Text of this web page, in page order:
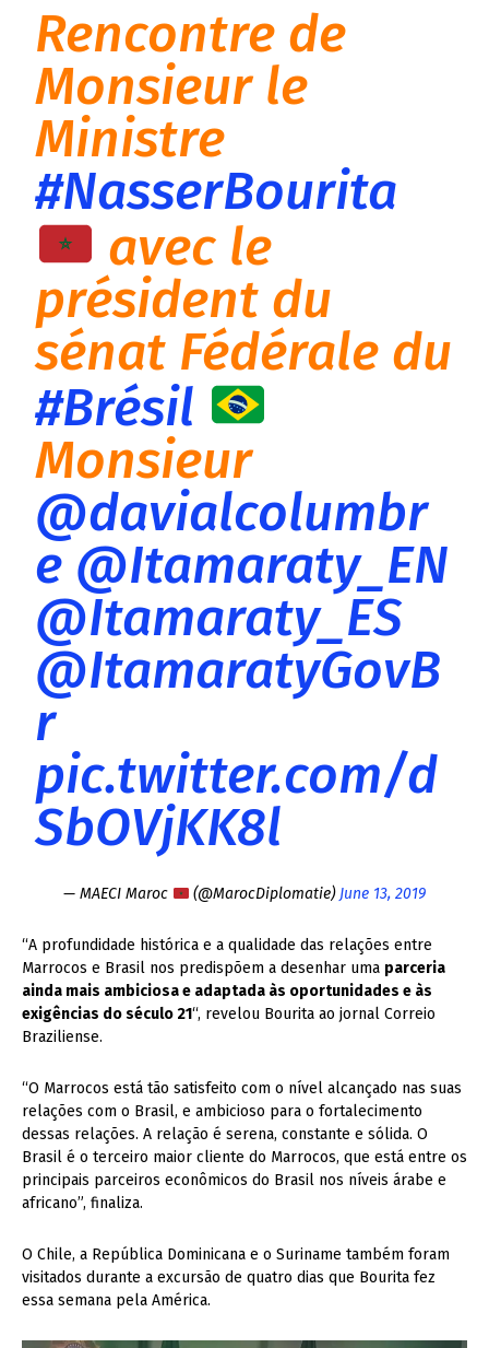
Rencontre de
Monsieur le
Ministre
#NasserBourita
avec le
président du
sénat Fédérale du
#Brésil
Monsieur
@davialcolumbr
e @Itamaraty_EN
@Itamaraty_ES
@ItamaratyGovB
r
pic.twitter.com/d
SbOVjKK8l
— MAECI Maroc (@MarocDiplomatie) June 13, 2019
“A profundidade histórica e a qualidade das relações entre
Marrocos e Brasil nos predispõem a desenhar uma parceria
ainda mais ambiciosa e adaptada às oportunidades e às
exigências do século 21“, revelou Bourita ao jornal Correio
Braziliense.
“O Marrocos está tão satisfeito com o nível alcançado nas suas
relações com o Brasil, e ambicioso para o fortalecimento
dessas relações. A relação é serena, constante e sólida. O
Brasil é o terceiro maior cliente do Marrocos, que está entre os
principais parceiros econômicos do Brasil nos níveis árabe e
africano”, finaliza.
O Chile, a República Dominicana e o Suriname também foram
visitados durante a excursão de quatro dias que Bourita fez
essa semana pela América.